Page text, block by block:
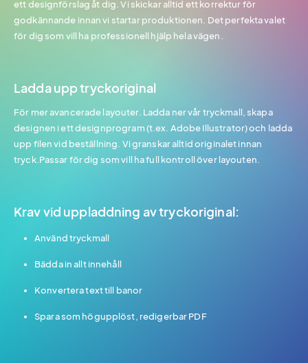
ett designförslag åt dig. Vi skickar alltid ett korrektur för
godkännande innan vi startar produktionen. Det perfekta valet
för dig som vill ha professionell hjälp hela vägen.
Ladda upp tryckoriginal
För mer avancerade layouter. Ladda ner vår tryckmall, skapa
designen i ett designprogram (t.ex. Adobe Illustrator) och ladda
upp filen vid beställning. Vi granskar alltid originalet innan
tryck.Passar för dig som vill ha full kontroll över layouten.
Krav vid uppladdning av tryckoriginal:
Använd tryckmall
Bädda in allt innehåll
Konvertera text till banor
Spara som högupplöst, redigerbar PDF